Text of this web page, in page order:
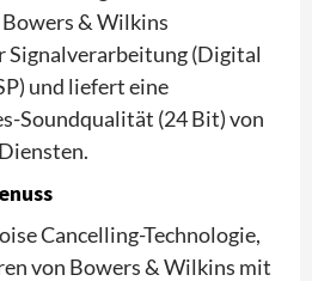
& Wilkins
(Digital
und liefert eine
Soundqualität (24 Bit) von
Cancelling-Technologie,
von Bowers & Wilkins mit